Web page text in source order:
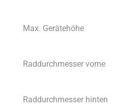
Max. Gerätehöhe
Raddurchmesser vorne
Raddurchmesser hinten